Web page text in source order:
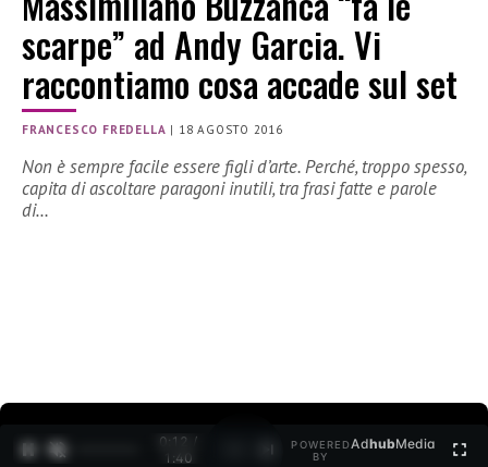
scarpe” ad Andy Garcia. Vi
raccontiamo cosa accade sul set
FRANCESCO FREDELLA | 18 AGOSTO 2016
Non è sempre facile essere figli d’arte. Perché, troppo spesso,
capita di ascoltare paragoni inutili, tra frasi fatte e parole
di…
0:12 /
1:40
POWERED
BY
AdhubMedia